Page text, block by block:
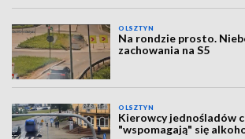
OLSZTYN
Na rondzie prosto.
zachowania na S5
OLSZTYN
Kierowcy jednośladów
"wspomagają" się